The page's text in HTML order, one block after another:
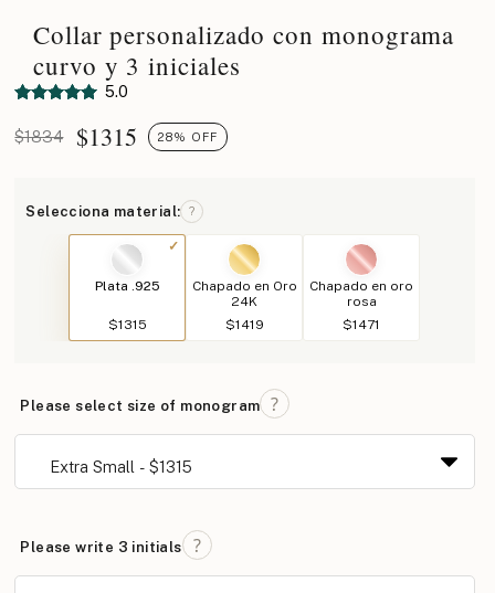
Collar personalizado con monograma
curvo y 3 iniciales
5.0
$1834 $1315 28% OFF
Selecciona material: ?
Plata .925
$1315
Chapado en Oro
24K
$1419
Chapado en oro
rosa
$1471
Please select size of monogram
Please write 3 initials